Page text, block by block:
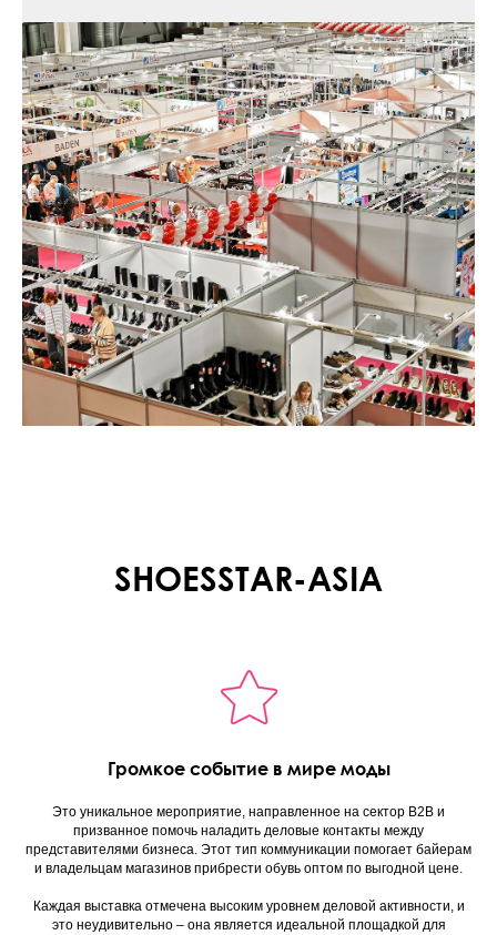
SHOESSTAR-ASIA
Громкое событие в мире моды
Это уникальное мероприятие, направленное на сектор B2B и
призванное помочь наладить деловые контакты между
представителями бизнеса. Этот тип коммуникации помогает байерам
и владельцам магазинов прибрести обувь оптом по выгодной цене.
Каждая выставка отмечена высоким уровнем деловой активности, и
это неудивительно – она является идеальной площадкой для